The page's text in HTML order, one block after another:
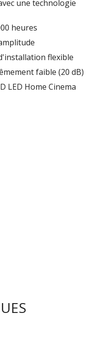
une technologie
heures
flexible
faible (20 dB)
LED Home Cinema